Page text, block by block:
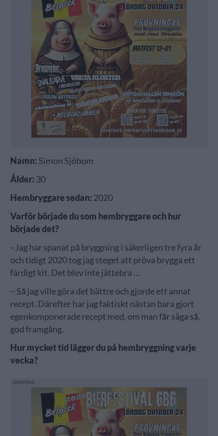
Namn: Simon Sjöbom
Ålder: 30
Hembryggare sedan: 2020
Varför började du som hembryggare och hur
började det?
–Jag har spanat på bryggning i säkerligen tre fyra år
och tidigt 2020 tog jag steget att pröva brygga ett
färdigt kit. Det blev inte jättebra …
– Så jag ville göra det bättre och gjorde ett annat
recept. Därefter har jag faktiskt nästan bara gjort
egenkomponerade recept med, om man får säga så,
god framgång.
Hur mycket tid lägger du på hembryggning varje
vecka?